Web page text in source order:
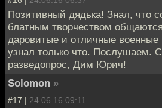
Позитивный дядька! Знал, что
блатным творчеством
даровитые и отличные военные
узнал только что. Послушаем.
разведопрос, Дим Юрич!
Solomon »
#17 | 24.06.16 09:11